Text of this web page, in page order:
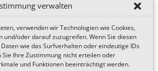
verwalten
verwenden wir Technologien wie Cookies,
oder darauf zuzugreifen. Wenn Sie diesen
wie das Surfverhalten oder eindeutige IDs
Ihre Zustimmung nicht erteilen oder
und Funktionen beeinträchtigt werden.